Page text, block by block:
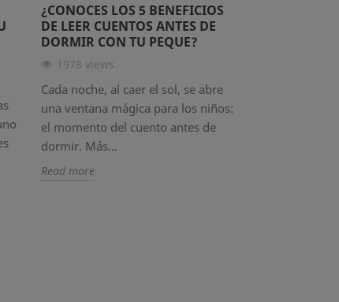
¿CONOCES LOS 5 BENEFICIOS
DE LEER CUENTOS ANTES DE
DORMIR CON TU PEQUE?
1978 views
Cada noche, al caer el sol, se abre
una ventana mágica para los niños:
el momento del cuento antes de
dormir. Más...
Read more